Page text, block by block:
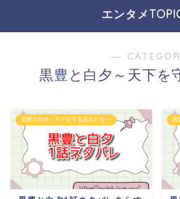
エンタメ
―
黒豊と白夕～天下を
黒豊と白夕～天下を守る恋人たち～ 黒